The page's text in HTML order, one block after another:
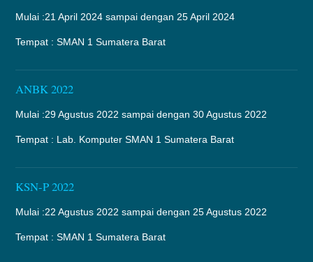
Mulai :21 April 2024 sampai dengan 25 April 2024
Tempat : SMAN 1 Sumatera Barat
ANBK 2022
Mulai :29 Agustus 2022 sampai dengan 30 Agustus 2022
Tempat : Lab. Komputer SMAN 1 Sumatera Barat
KSN-P 2022
Mulai :22 Agustus 2022 sampai dengan 25 Agustus 2022
Tempat : SMAN 1 Sumatera Barat